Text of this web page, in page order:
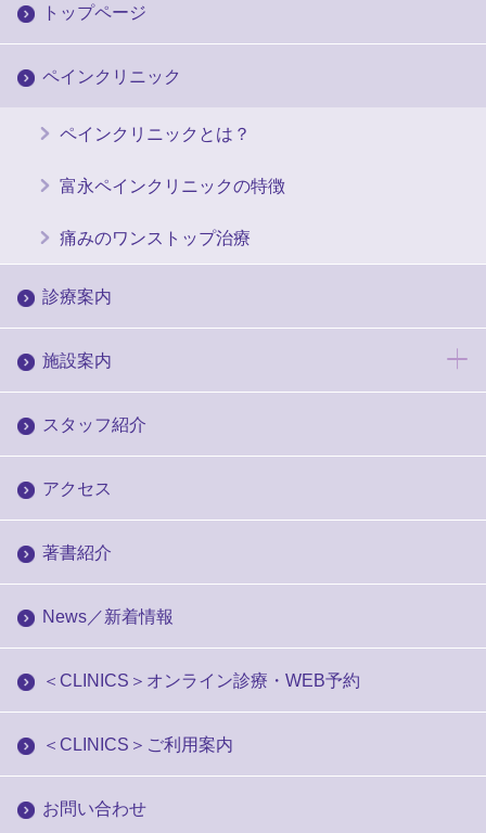
トップページ
ペインクリニック
ペインクリニックとは？
富永ペインクリニックの特徴
痛みのワンストップ治療
診療案内
施設案内
スタッフ紹介
アクセス
著書紹介
News／新着情報
＜CLINICS＞オンライン診療・WEB予約
＜CLINICS＞ご利用案内
お問い合わせ